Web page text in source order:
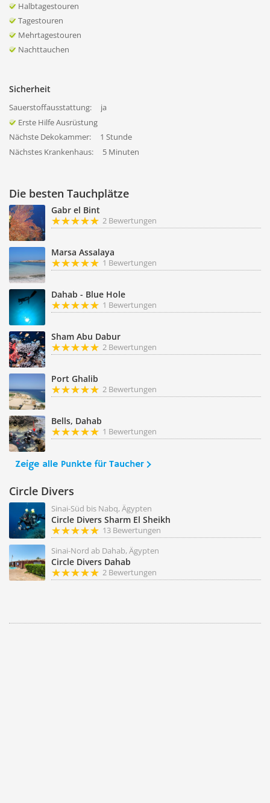
Halbtagestouren
Tagestouren
Mehrtagestouren
Nachttauchen
Sicherheit
Sauerstoffausstattung:
ja
Erste Hilfe Ausrüstung
Nächste Dekokammer:
1 Stunde
Nächstes Krankenhaus:
5 Minuten
Die besten Tauchplätze
Gabr el Bint
2 Bewertungen
Marsa Assalaya
1 Bewertungen
Dahab - Blue Hole
1 Bewertungen
Sham Abu Dabur
2 Bewertungen
Port Ghalib
2 Bewertungen
Bells, Dahab
1 Bewertungen
Zeige alle Punkte für Taucher
Circle Divers
Sinai-Süd bis Nabq, Ägypten
Circle Divers Sharm El Sheikh
13 Bewertungen
Sinai-Nord ab Dahab, Ägypten
Circle Divers Dahab
2 Bewertungen